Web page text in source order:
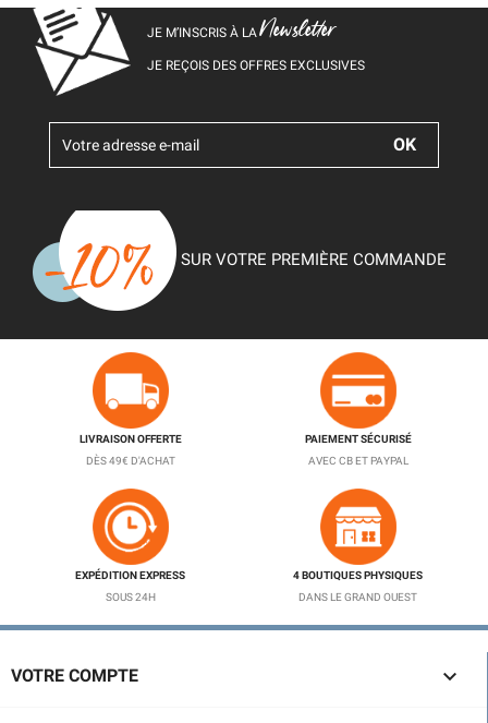
JE M’INSCRIS À LANewsletter
JE REÇOIS DES OFFRES EXCLUSIVES
SUR VOTRE PREMIÈRE COMMANDE
LIVRAISON OFFERTE
DÈS 49€ D'ACHAT
PAIEMENT SÉCURISÉ
AVEC CB ET PAYPAL
EXPÉDITION EXPRESS
SOUS 24H
4 BOUTIQUES PHYSIQUES
DANS LE GRAND OUEST
VOTRE COMPTE 